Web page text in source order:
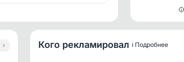
› Кого рекламировал ℹ️ Подробнее